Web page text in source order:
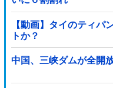
【動画】タイのティパ
トか？
中国、三峡ダムが全開